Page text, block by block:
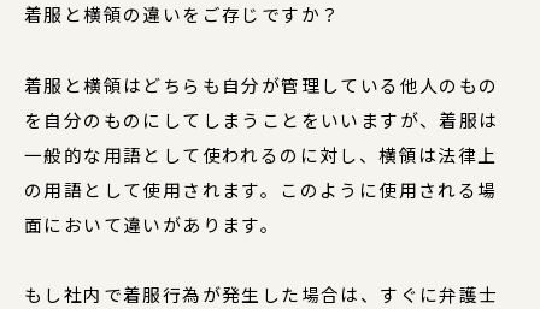
着服と横領の違いをご存じですか？
着服と横領はどちらも自分が管理している他人のもの
を自分のものにしてしまうことをいいますが、着服は
一般的な用語として使われるのに対し、横領は法律上
の用語として使用されます。このように使用される場
面において違いがあります。
もし社内で着服行為が発生した場合は、すぐに弁護士